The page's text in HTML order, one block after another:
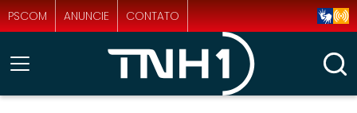
PSCOM ANUNCIE CONTATO